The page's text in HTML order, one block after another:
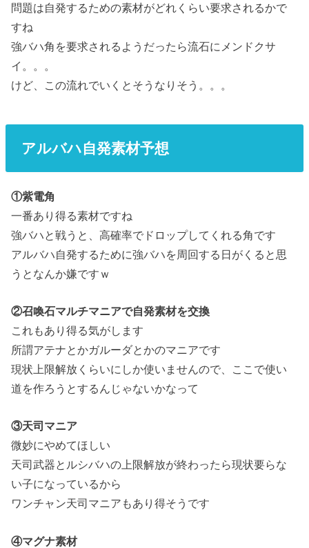
問題は自発するための素材がどれくらい要求されるかで
すね
強バハ角を要求されるようだったら流石にメンドクサ
イ。。。
けど、この流れでいくとそうなりそう。。。
アルバハ自発素材予想
①紫電角
一番あり得る素材ですね
強バハと戦うと、高確率でドロップしてくれる角です
アルバハ自発するために強バハを周回する日がくると思
うとなんか嫌ですｗ
②召喚石マルチマニアで自発素材を交換
これもあり得る気がします
所謂アテナとかガルーダとかのマニアです
現状上限解放くらいにしか使いませんので、ここで使い
道を作ろうとするんじゃないかなって
③天司マニア
微妙にやめてほしい
天司武器とルシバハの上限解放が終わったら現状要らな
い子になっているから
ワンチャン天司マニアもあり得そうです
④マグナ素材